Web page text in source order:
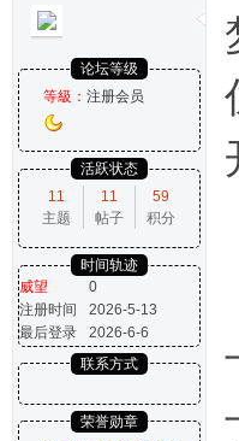
坛
论坛等级
等級： 注册会员
活跃状态
11
主题
11
帖子
59
积分
时间轨迹
威望
0
注册时间
2026-5-13
最后登录
2026-6-6
联系方式
荣誉勋章